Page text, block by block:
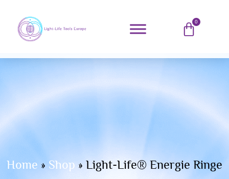
0
Home »Shop » Light-Life® Energie Ringe